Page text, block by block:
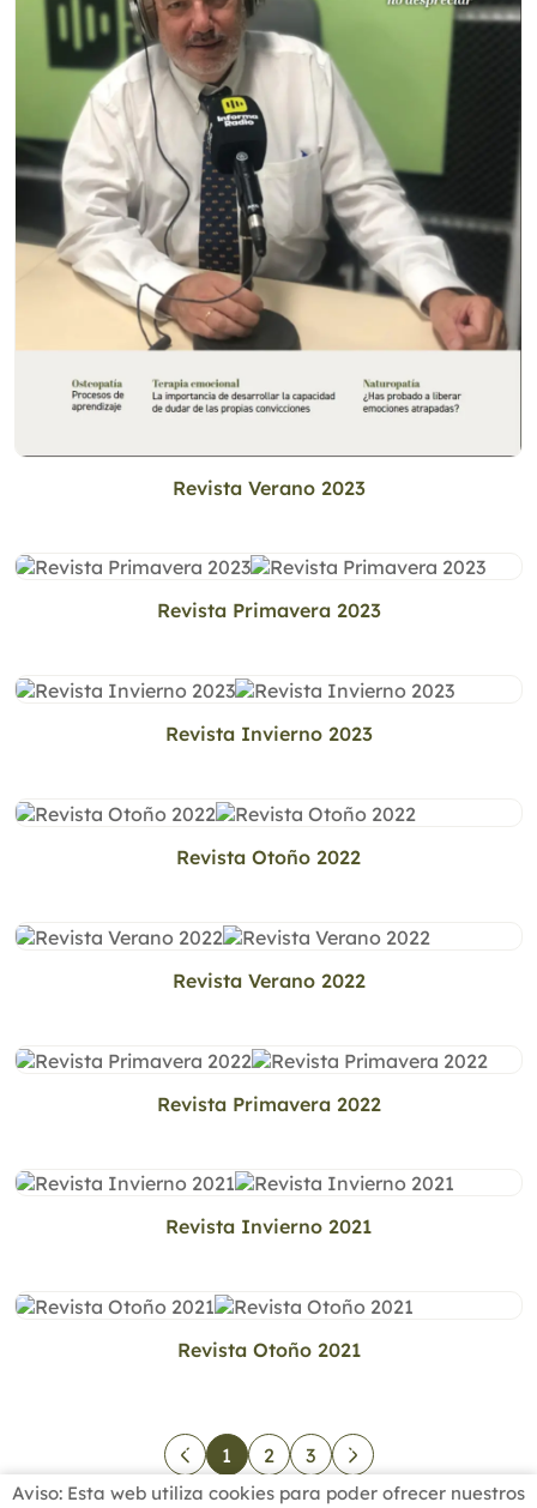
Revista Verano 2023
Revista Primavera 2023
Revista Invierno 2023
Revista Otoño 2022
Revista Verano 2022
Revista Primavera 2022
Revista Invierno 2021
Revista Otoño 2021
1 2 3
Aviso: Esta web utiliza cookies para poder ofrecer nuestros